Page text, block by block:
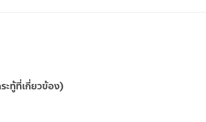
ะทู้ที่เกี่ยวข้อง)